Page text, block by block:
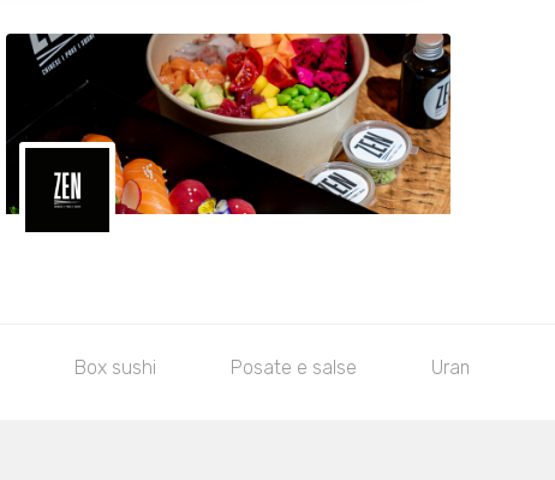
Box sushi Posate e salse Uramaki